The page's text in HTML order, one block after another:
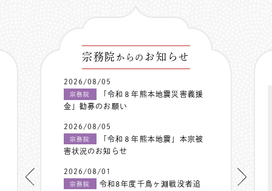
宗務院 からの お知らせ
2026/08/05
宗務院
「令和８年熊本地震災害義援
金」勧募のお願い
2026/08/05
宗務院
「令和８年熊本地震」本宗被
害状況のお知らせ
2026/08/01
宗務院
令和8年度千鳥ヶ淵戦没者追